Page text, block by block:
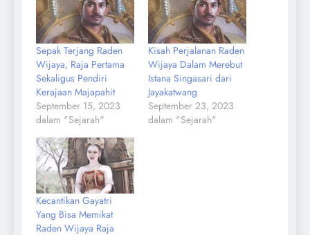
Sepak Terjang Raden
Wijaya, Raja Pertama
Sekaligus Pendiri
Kerajaan Majapahit
September 15, 2023
dalam "Sejarah"
Kisah Perjalanan Raden
Wijaya Dalam Merebut
Istana Singasari dari
Jayakatwang
September 23, 2023
dalam "Sejarah"
Kecantikan Gayatri
Yang Bisa Memikat
Raden Wijaya Raja